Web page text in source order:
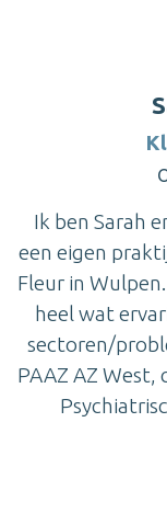
Ik ben Sarah
een eigen
Fleur in
heel wat
sectoren/
PAAZ AZ